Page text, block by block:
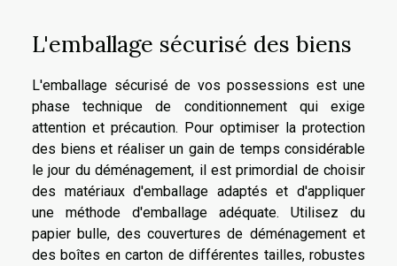
L'emballage sécurisé des biens
L'emballage sécurisé de vos possessions est une
phase technique de conditionnement qui exige
attention et précaution. Pour optimiser la protection
des biens et réaliser un gain de temps considérable
le jour du déménagement, il est primordial de choisir
des matériaux d'emballage adaptés et d'appliquer
une méthode d'emballage adéquate. Utilisez du
papier bulle, des couvertures de déménagement et
des boîtes en carton de différentes tailles, robustes